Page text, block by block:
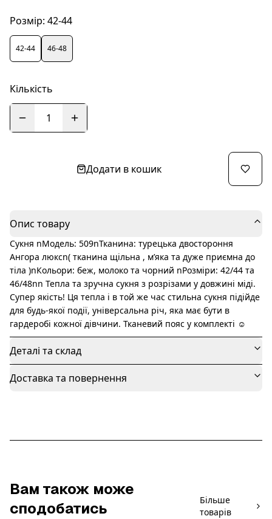
Розмір: 42-44
42-44 46-48
Кількість
1
Додати в кошик
Опис товару
Сукня nМодель: 509nТканина: турецька двостороння
Ангора люксn( тканина щільна , мʼяка та дуже приємна до
тіла )nКольори: беж, молоко та чорний nРозміри: 42/44 та
46/48nn Тепла та зручна сукня з розрізами у довжині міді.
Супер якість! Ця тепла і в той же час стильна сукня підійде
для будь-якої події, універсальна річ, яка має бути в
гардеробі кожної дівчини. Тканевий пояс у комплекті ☺️
Деталі та склад
Доставка та повернення
Вам також може
сподобатись
Більше
товарів